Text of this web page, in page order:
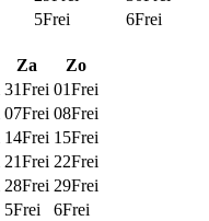
5Frei 6Frei
Za
Zo
31Frei 01Frei
07Frei 08Frei
14Frei 15Frei
21Frei 22Frei
28Frei 29Frei
5Frei 6Frei